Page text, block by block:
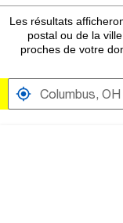
Les résultats
postal ou de la
proches de votre
TROUVER PRÈS DE